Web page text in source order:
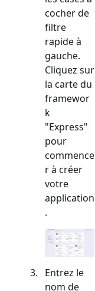
cocher de
filtre
rapide à
gauche.
Cliquez sur
la carte du
framewor
k
"Express"
pour
commence
r à créer
votre
application
.
Entrez le
nom de